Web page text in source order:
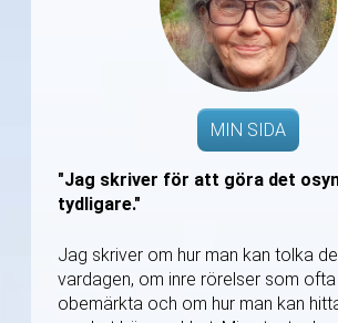
MIN SIDA
"Jag skriver för att göra det
tydligare."
Jag skriver om hur man kan tolka
vardagen, om inre rörelser som
obemärkta och om hur man kan